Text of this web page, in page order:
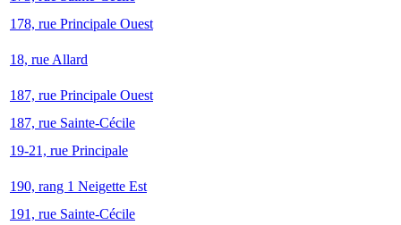
178, rue Principale Ouest
18, rue Allard
187, rue Principale Ouest
187, rue Sainte-Cécile
19-21, rue Principale
190, rang 1 Neigette Est
191, rue Sainte-Cécile